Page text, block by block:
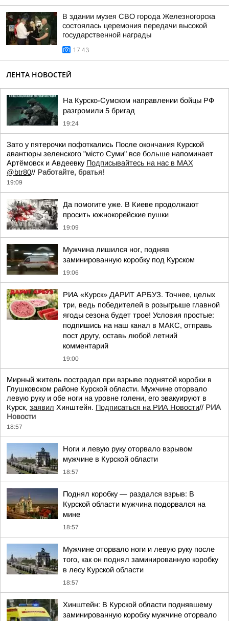
В здании музея СВО города Железногорска
состоялась церемония передачи высокой
государственной награды
17:43
ЛЕНТА НОВОСТЕЙ
На Курско-Сумском направлении бойцы РФ
разгромили 5 бригад
19:24
Зато у пятерочки пофоткались После окончания Курской
авантюры зеленского "мiсто Суми" все больше напоминает
Артёмовск и Авдеевку Подписывайтесь на нас в MAX
@btr80// Работайте, братья!
19:09
Да помогите уже. В Киеве продолжают
просить южнокорейские пушки
19:09
Мужчина лишился ног, подняв
заминированную коробку под Курском
19:06
РИА «Курск» ДАРИТ АРБУЗ. Точнее, целых
три, ведь победителей в розыгрыше главной
ягоды сезона будет трое! Условия простые:
подпишись на наш канал в МАКС, отправь
пост другу, оставь любой летний
комментарий
19:00
Мирный житель пострадал при взрыве поднятой коробки в
Глушковском районе Курской области. Мужчине оторвало
левую руку и обе ноги на уровне голени, его эвакуируют в
Курск, заявил Хинштейн. Подписаться на РИА Новости// РИА
Новости
18:57
Ноги и левую руку оторвало взрывом
мужчине в Курской области
18:57
Поднял коробку — раздался взрыв: В
Курской области мужчина подорвался на
мине
18:57
Мужчине оторвало ноги и левую руку после
того, как он поднял заминированную коробку
в лесу Курской области
18:57
Хинштейн: В Курской области поднявшему
заминированную коробку мужчине оторвало